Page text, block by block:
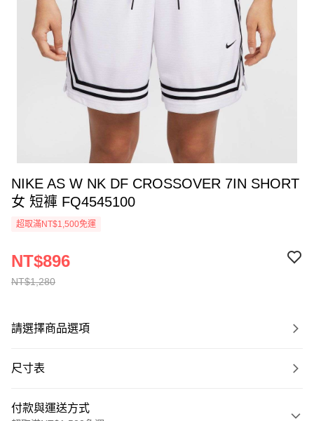
NIKE AS W NK DF CROSSOVER 7IN SHORT
女 短褲 FQ4545100
超取滿NT$1,500免運
NT$1,280
NT$896
請選擇商品選項
尺寸表
付款與運送方式